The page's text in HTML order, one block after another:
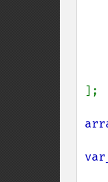
];